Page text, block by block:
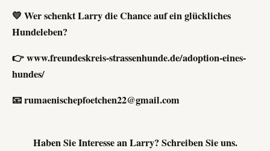
💛 Wer schenkt Larry die Chance auf ein glückliches
Hundeleben?
👉 www.freundeskreis-strassenhunde.de/adoption-eines-
hundes/
📧 rumaenischepfoetchen22@gmail.com
Haben Sie Interesse anLarry? Schreiben Sie uns.